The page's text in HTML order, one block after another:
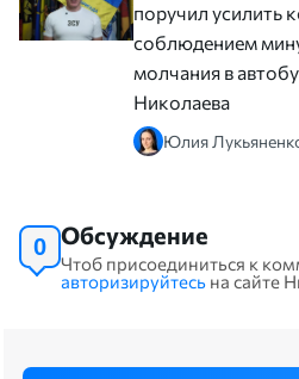
поручил усилить
соблюдением
молчания в
Николаева
Юлия
0 Обсуждение
Чтоб присоединиться к
авторизируйтесь на сайте